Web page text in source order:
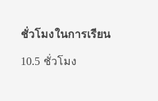
ชั่วโมงในการเรียน
10.5 ชั่วโมง